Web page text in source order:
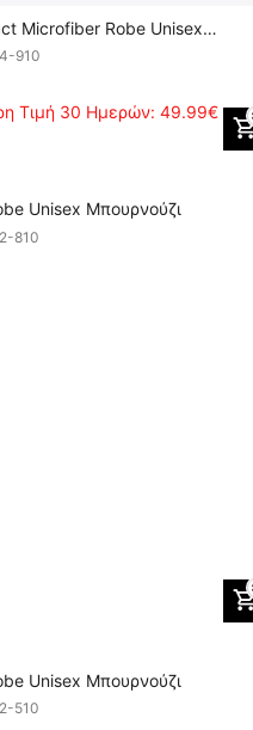
Microfiber Robe Unisex
910
Τιμή 30 Ημερών: 49.99€
Unisex Μπουρνούζι
810
Unisex Μπουρνούζι
510